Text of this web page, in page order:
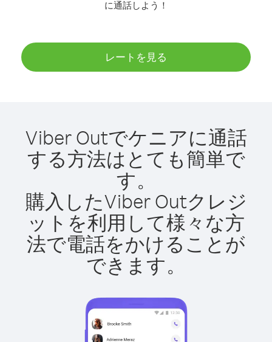
に通話しよう！
レートを見る
Viber Outでケニアに通話
する方法はとても簡単で
す。
購入したViber Outクレジ
ットを利用して様々な方
法で電話をかけることが
できます。